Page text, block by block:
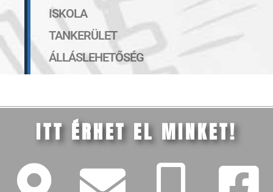
ISKOLA
TANKERÜLET
ÁLLÁSLEHETŐSÉG
ITT ÉRHET EL MINKET!